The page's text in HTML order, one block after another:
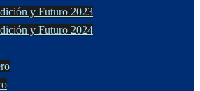
y Futuro 2023
y Futuro 2024